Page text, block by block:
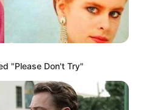
határvédelmi
kormányüléseken
objektumról,
tárgyaltak.
János
"Please Don't Try"